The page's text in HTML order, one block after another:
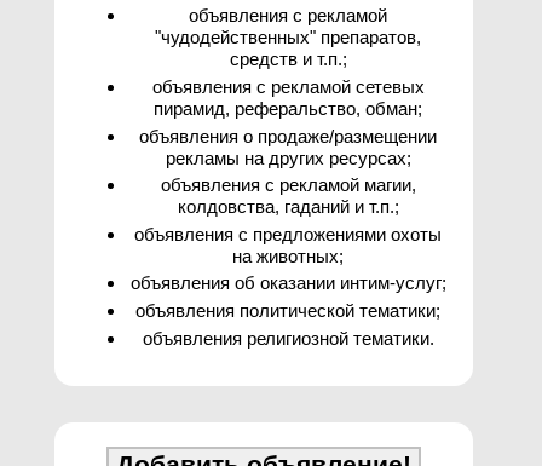
объявления с рекламой
"чудодейственных" препаратов,
средств и т.п.;
объявления с рекламой сетевых
пирамид, реферальство, обман;
объявления о продаже/размещении
рекламы на других ресурсах;
объявления с рекламой магии,
колдовства, гаданий и т.п.;
объявления с предложениями охоты
на животных;
объявления об оказании интим-услуг;
объявления политической тематики;
объявления религиозной тематики.